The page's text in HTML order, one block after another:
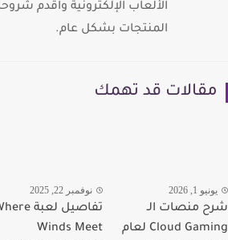
الألعاب الإلكترونية واقدم
المنتجات بشكل عام.
قد تهمك
1, 2026
منصات الـ
Cloud Gaming لعام
نوفمبر 22, 2025
تفاصيل لعبة Where
Winds Meet